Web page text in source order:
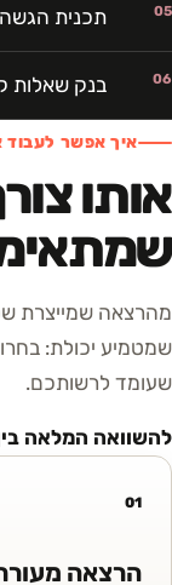
05 תכנית הגשה
06 בנק שאלות
איך אפשר לעבוד
אותו
מהרצאה שמייצרת
שמטמיע יכולת:
שעומד לרשותכם.
להשוואה המלאה
01
הרצאה